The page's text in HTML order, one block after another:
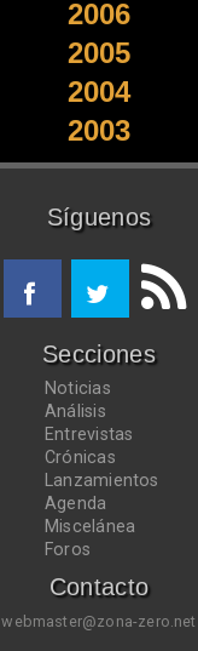
2006
2005
2004
2003
Síguenos
Secciones
Noticias
Análisis
Entrevistas
Crónicas
Lanzamientos
Agenda
Miscelánea
Foros
Contacto
webmaster@zona-zero.net